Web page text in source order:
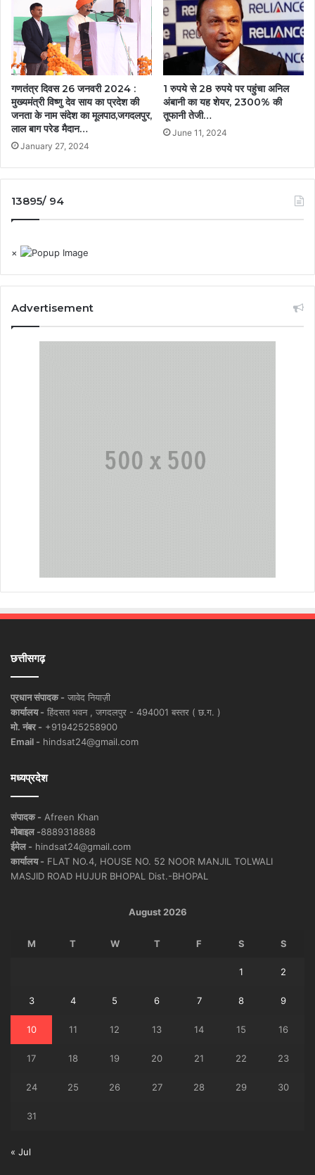
गणतंत्र दिवस 26 जनवरी 2024 :
मुख्यमंत्री विष्णु देव साय का प्रदेश की
जनता के नाम संदेश का मूलपाठ,जगदलपुर,
लाल बाग परेड मैदान…
January 27, 2024
1 रुपये से 28 रुपये पर पहुंचा अनिल
अंबानी का यह शेयर, 2300% की
तूफानी तेजी…
June 11, 2024
13895/ 94
×
Advertisement
छत्तीसगढ़
प्रधान संपादक - जावेद नियाज़ी
कार्यालय - हिंदसत भवन , जगदलपुर - 494001 बस्तर ( छ.ग. )
मो. नंबर - +919425258900
Email - hindsat24@gmail.com
मध्यप्रदेश
संपादक - Afreen Khan
मोबाइल -8889318888
ईमेल - hindsat24@gmail.com
कार्यालय - FLAT NO.4, HOUSE NO. 52 NOOR MANJIL TOLWALI
MASJID ROAD HUJUR BHOPAL Dist.-BHOPAL
August 2026
M T W T F S S
1 2
3 4 5 6 7 8 9
10 11 12 13 14 15 16
17 18 19 20 21 22 23
24 25 26 27 28 29 30
31
« Jul